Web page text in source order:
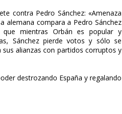
contra Pedro Sánchez: «Amenaza
alemana compara a Pedro Sánchez
mientras Orbán es popular y
Sánchez pierde votos y sólo se
alianzas con partidos corruptos y
destrozando España y regalando